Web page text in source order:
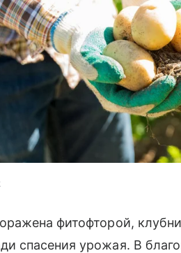
фитофторой,
спасения урожая. В